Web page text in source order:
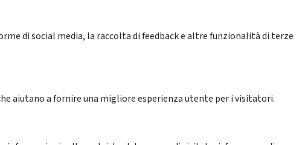
di social media, la raccolta di feedback e altre funzionalità di terze
aiutano a fornire una migliore esperienza utente per i visitatori.